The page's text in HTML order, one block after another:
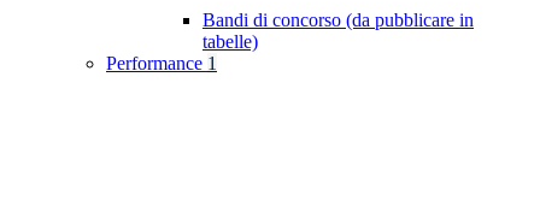
Bandi di concorso (da pubblicare in
tabelle)
Performance 1